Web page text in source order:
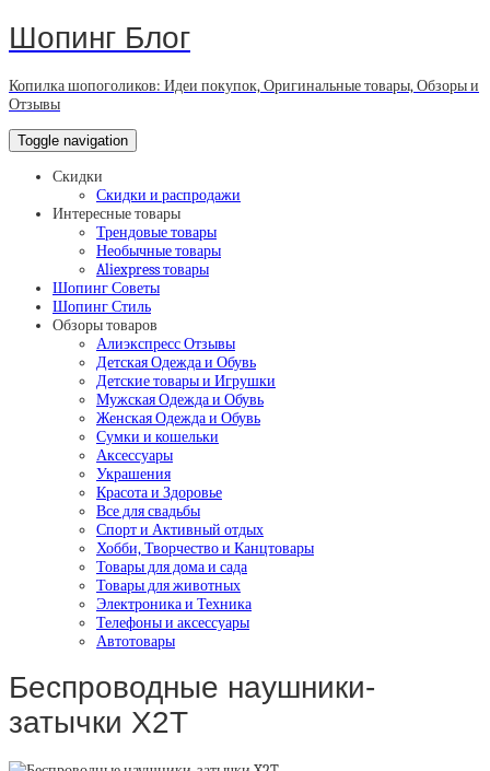
Шопинг Блог
Копилка шопоголиков: Идеи покупок, Оригинальные товары, Обзоры и
Отзывы
Toggle navigation
Скидки
Скидки и распродажи
Интересные товары
Трендовые товары
Необычные товары
Aliexpress товары
Шопинг Советы
Шопинг Стиль
Обзоры товаров
Алиэкспресс Отзывы
Детская Одежда и Обувь
Детские товары и Игрушки
Мужская Одежда и Обувь
Женская Одежда и Обувь
Сумки и кошельки
Аксессуары
Украшения
Красота и Здоровье
Все для свадьбы
Спорт и Активный отдых
Хобби, Творчество и Канцтовары
Товары для дома и сада
Товары для животных
Электроника и Техника
Телефоны и аксессуары
Автотовары
Беспроводные наушники-
затычки X2T